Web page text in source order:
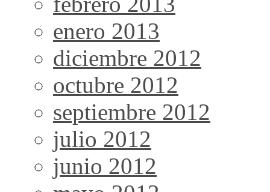
enero 2013
diciembre 2012
octubre 2012
septiembre 2012
julio 2012
junio 2012